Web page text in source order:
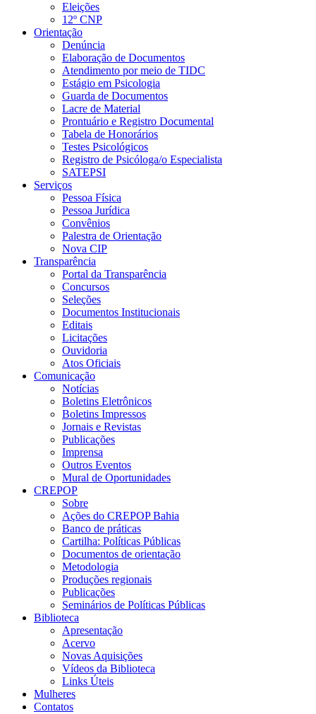
Eleições
12º CNP
Orientação
Denúncia
Elaboração de Documentos
Atendimento por meio de TIDC
Estágio em Psicologia
Guarda de Documentos
Lacre de Material
Prontuário e Registro Documental
Tabela de Honorários
Testes Psicológicos
Registro de Psicóloga/o Especialista
SATEPSI
Serviços
Pessoa Física
Pessoa Jurídica
Convênios
Palestra de Orientação
Nova CIP
Transparência
Portal da Transparência
Concursos
Seleções
Documentos Institucionais
Editais
Licitações
Ouvidoria
Atos Oficiais
Comunicação
Notícias
Boletins Eletrônicos
Boletins Impressos
Jornais e Revistas
Publicações
Imprensa
Outros Eventos
Mural de Oportunidades
CREPOP
Sobre
Ações do CREPOP Bahia
Banco de práticas
Cartilha: Políticas Públicas
Documentos de orientação
Metodologia
Produções regionais
Publicações
Seminários de Políticas Públicas
Biblioteca
Apresentação
Acervo
Novas Aquisições
Vídeos da Biblioteca
Links Úteis
Mulheres
Contatos